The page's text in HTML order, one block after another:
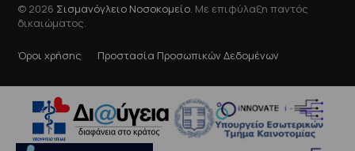
© 2026 Σισμανόγλειο Νοσοκομείο . Με επιφύλαξη παντός
δικαιώματος.
Όροι χρήσης Προστασία Προσωπικών Δεδομένων